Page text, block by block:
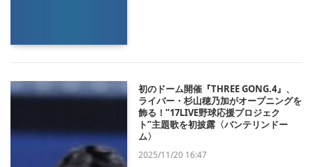
初のドーム開催『THREE GONG.4』、
ライバー・杉山穂乃加がオープニングを
飾る！”17LIVE野球応援プロジェク
ト”主題歌を初披露〈バンテリンドー
ム〉
2025/11/20 16:47